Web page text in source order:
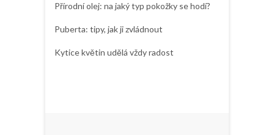
Přírodní olej: na jaký typ pokožky se hodí?
Puberta: tipy, jak ji zvládnout
Kytice květin udělá vždy radost